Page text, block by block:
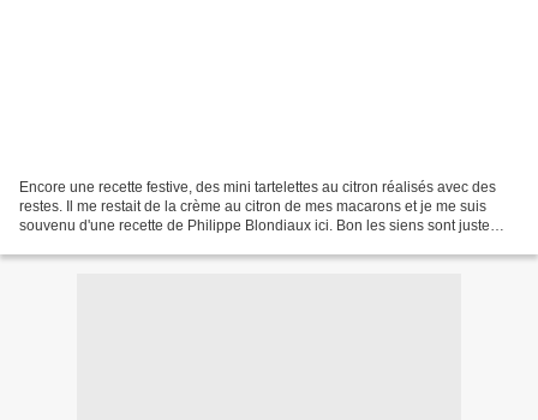
Encore une recette festive, des mini tartelettes au citron réalisés avec des
restes. Il me restait de la crème au citron de mes macarons et je me suis
souvenu d'une recette de Philippe Blondiaux ici. Bon les siens sont juste